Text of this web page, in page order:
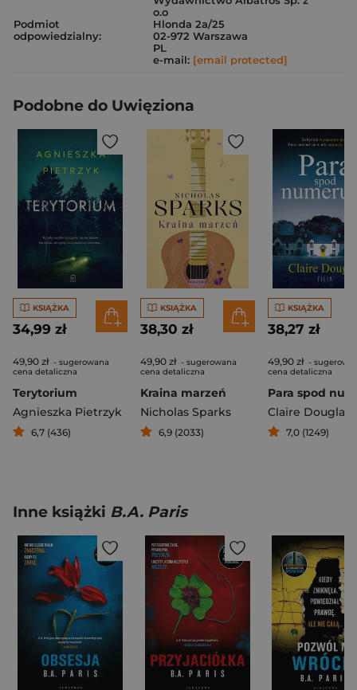
Podmiot
odpowiedzialny:
o.o
Hlonda 2a/25
02-972 Warszawa
PL
e-mail: [email protected]
Podobne do Uwięziona
KSIĄŻKA
34,99 zł
49,90 zł - sugerowana
cena detaliczna
Terytorium
Agnieszka Pietrzyk
6,7 (436)
KSIĄŻKA
38,30 zł
49,90 zł - sugerowana
cena detaliczna
Kraina marzeń
Nicholas Sparks
6,9 (2033)
KSIĄŻKA
38,27 zł
49,90 zł -
cena detaliczna
Claire Douglas
7,0 (1249)
Inne książki B.A. Paris